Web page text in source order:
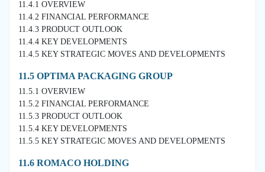
11.4.1 OVERVIEW
11.4.2 FINANCIAL PERFORMANCE
11.4.3 PRODUCT OUTLOOK
11.4.4 KEY DEVELOPMENTS
11.4.5 KEY STRATEGIC MOVES AND DEVELOPMENTS
11.5 OPTIMA PACKAGING GROUP
11.5.1 OVERVIEW
11.5.2 FINANCIAL PERFORMANCE
11.5.3 PRODUCT OUTLOOK
11.5.4 KEY DEVELOPMENTS
11.5.5 KEY STRATEGIC MOVES AND DEVELOPMENTS
11.6 ROMACO HOLDING